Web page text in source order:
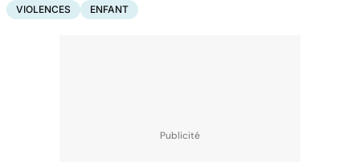
VIOLENCES ENFANT